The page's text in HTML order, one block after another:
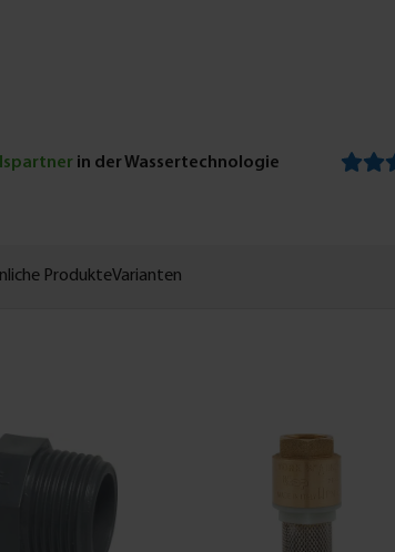
in der Wassertechnologie
ProdukteVarianten